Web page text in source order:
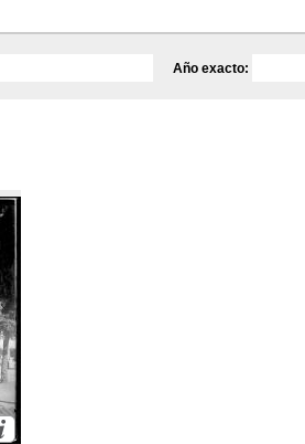
Año exacto: